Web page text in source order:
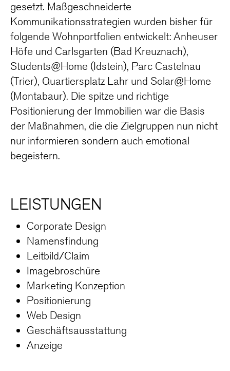
gesetzt. Maßgeschneiderte
Kommunikationsstrategien wurden bisher für
folgende Wohnportfolien entwickelt: Anheuser
Höfe und Carlsgarten (Bad Kreuznach),
Students@Home (Idstein), Parc Castelnau
(Trier), Quartiersplatz Lahr und Solar@Home
(Montabaur). Die spitze und richtige
Positionierung der Immobilien war die Basis
der Maßnahmen, die die Zielgruppen nun nicht
nur informieren sondern auch emotional
begeistern.
LEISTUNGEN
Corporate Design
Namensfindung
Leitbild/Claim
Imagebroschüre
Marketing Konzeption
Positionierung
Web Design
Geschäftsausstattung
Anzeige